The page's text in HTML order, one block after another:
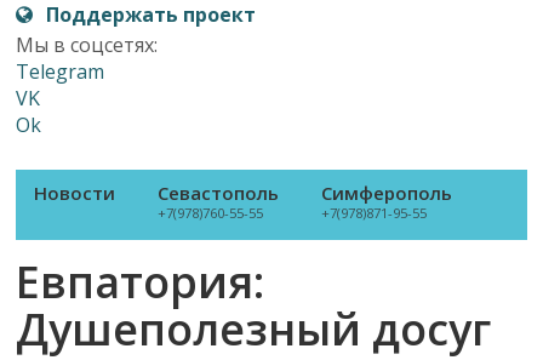
Поддержать проект
Мы в соцсетях:
Telegram
VK
Ok
Новости Севастополь
+7(978)760-55-55
Симферополь
+7(978)871-95-55
Евпатория:
Душеполезный досуг